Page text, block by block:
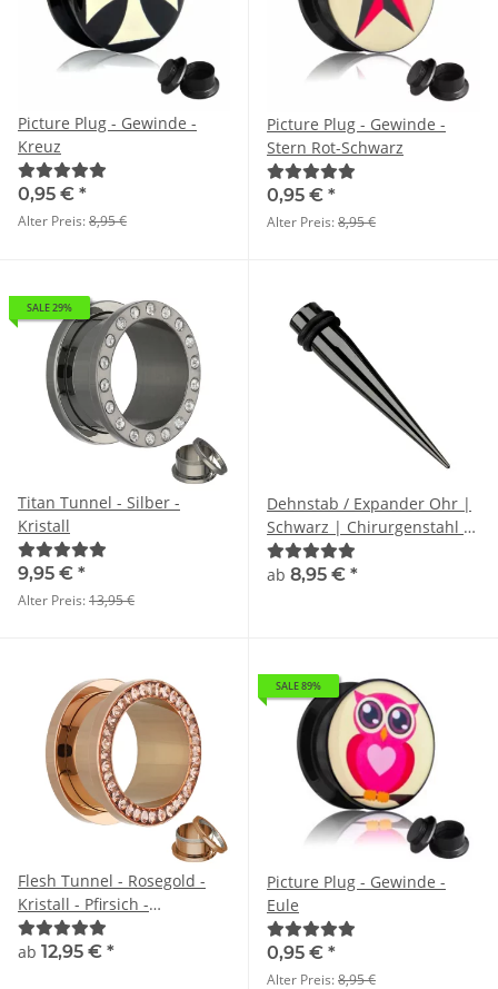
Picture Plug - Gewinde -
Kreuz
0,95 € *
Alter Preis:8,95 €
Picture Plug - Gewinde -
Stern Rot-Schwarz
0,95 € *
Alter Preis:8,95 €
SALE 29%
Titan Tunnel - Silber -
Kristall
9,95 € *
Alter Preis:13,95 €
Dehnstab / Expander Ohr |
Schwarz | Chirurgenstahl |
1,6mm - 14mm
ab 8,95 € *
Flesh Tunnel - Rosegold -
Kristall - Pfirsich -
Schutzschicht
ab 12,95 € *
SALE 89%
Picture Plug - Gewinde -
Eule
0,95 € *
Alter Preis:8,95 €